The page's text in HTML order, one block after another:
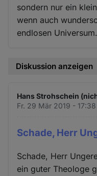
sondern nur ein
wenn auch
endlosen Universum.
Diskussion anzeigen
Hans Strohschein
Fr. 29 Mär 2019 - 17:38
Schade, Herr
Schade, Herr
ein guter Theologe